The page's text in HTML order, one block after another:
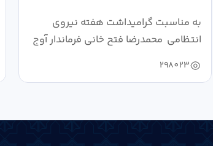
به مناسبت گرامیداشت هفته نیروی
انتظامی محمدرضا فتح خانی فرماندار آوج
به...
298023